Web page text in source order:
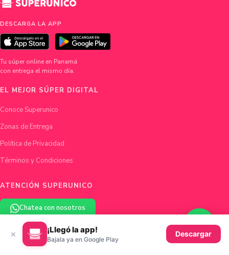
DESCARGA LA APP
Tu súper online en Panamá
con entrega el mismo día.
EL MEJOR SÚPER DIGITAL
Conoce Superunico
Zonas de Entrega
Política de Privacidad
Términos y Condiciones
ATENCIÓN SUPERUNICO
Chatea con nosotros
hola@superunico.com
Ciudad de Panamá, Panamá
× ¡Llegó la app!
Bajala ya en Google Play
Descargar